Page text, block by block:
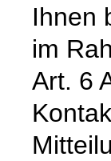
Ihnen
im
Art. 6